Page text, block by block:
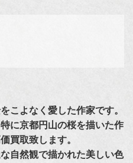
こよなく愛した作家です。
に京都円山の桜を描いた作
買取致します。
自然観で描かれた美しい色